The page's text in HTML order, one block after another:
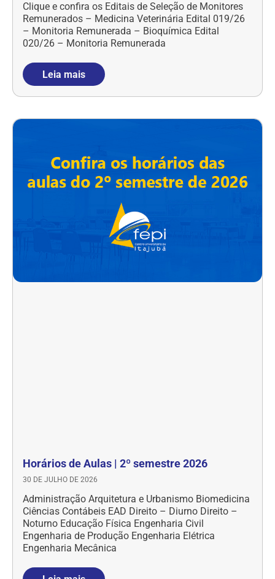
Clique e confira os Editais de Seleção de Monitores
Remunerados – Medicina Veterinária Edital 019/26
– Monitoria Remunerada – Bioquímica Edital
020/26 – Monitoria Remunerada
Leia mais
Horários de Aulas | 2º semestre 2026
30 DE JULHO DE 2026
Administração Arquitetura e Urbanismo Biomedicina
Ciências Contábeis EAD Direito – Diurno Direito –
Noturno Educação Física Engenharia Civil
Engenharia de Produção Engenharia Elétrica
Engenharia Mecânica